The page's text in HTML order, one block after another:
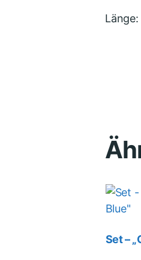
Set –